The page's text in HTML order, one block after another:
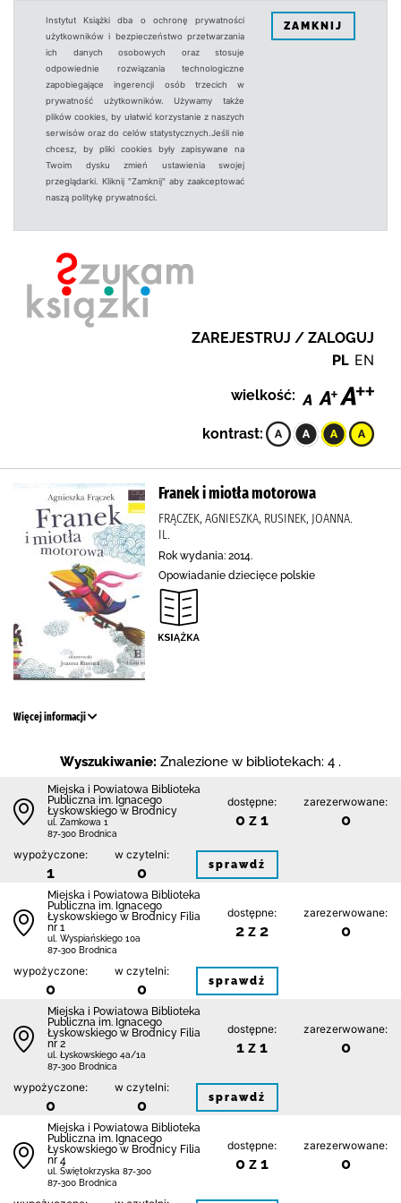
Instytut Książki dba o ochronę prywatności
użytkowników i bezpieczeństwo przetwarzania
ich danych osobowych oraz stosuje
odpowiednie rozwiązania technologiczne
zapobiegające ingerencji osób trzecich w
prywatność użytkowników. Używamy także
plików cookies, by ułatwić korzystanie z naszych
serwisów oraz do celów statystycznych.Jeśli nie
chcesz, by pliki cookies były zapisywane na
Twoim dysku zmień ustawienia swojej
przeglądarki. Kliknij "Zamknij" aby zaakceptować
naszą politykę prywatności.
ZAMKNIJ
ZAREJESTRUJ / ZALOGUJ
PL EN
wielkość:
kontrast:
Franek i miotła motorowa
FRĄCZEK, AGNIESZKA, RUSINEK, JOANNA.
IL.
Rok wydania: 2014.
Opowiadanie dziecięce polskie
Więcej informacji
Wyszukiwanie: Znalezione w bibliotekach: 4 .
Miejska i Powiatowa Biblioteka
Publiczna im. Ignacego
Łyskowskiego w Brodnicy
ul. Zamkowa 1
87-300 Brodnica
dostępne:
0 z 1
zarezerwowane:
0
wypożyczone:
1
w czytelni:
0 sprawdź
Miejska i Powiatowa Biblioteka
Publiczna im. Ignacego
Łyskowskiego w Brodnicy Filia
nr 1
ul. Wyspiańskiego 10a
87-300 Brodnica
dostępne:
2 z 2
zarezerwowane:
0
wypożyczone:
0
w czytelni:
0 sprawdź
Miejska i Powiatowa Biblioteka
Publiczna im. Ignacego
Łyskowskiego w Brodnicy Filia
nr 2
ul. Łyskowskiego 4a/1a
87-300 Brodnica
dostępne:
1 z 1
zarezerwowane:
0
wypożyczone:
0
w czytelni:
0 sprawdź
Miejska i Powiatowa Biblioteka
Publiczna im. Ignacego
Łyskowskiego w Brodnicy Filia
nr 4
ul. Świętokrzyska 87-300
87-300 Brodnica
dostępne:
0 z 1
zarezerwowane:
0